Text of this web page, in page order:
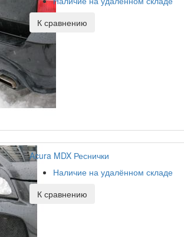
К сравнению
Acura MDX Реснички
Наличие на удалённом складе
К сравнению